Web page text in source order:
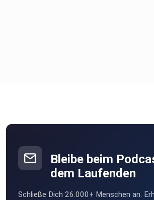
Bleibe beim
dem Laufenden
Schließe Dich 26.000+ Menschen an.